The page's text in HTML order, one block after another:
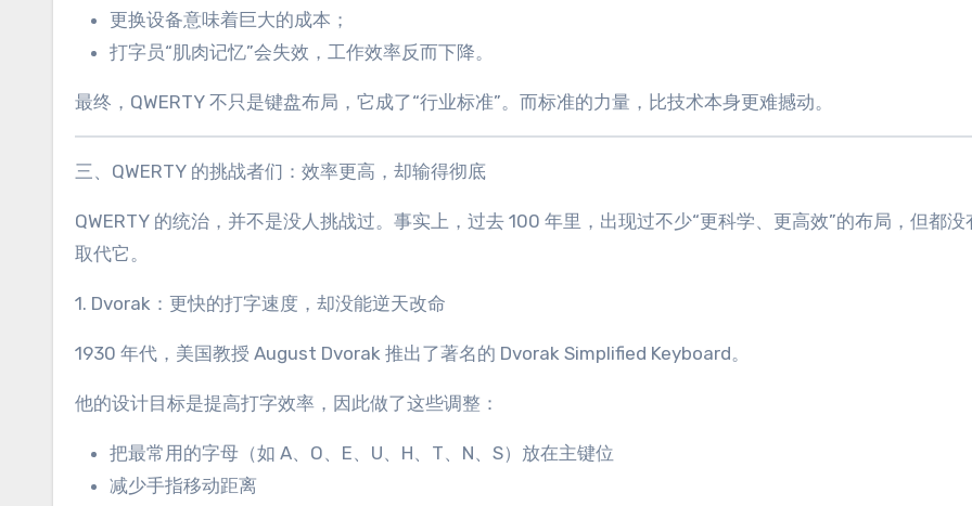
更换设备意味着巨大的成本；
打字员“肌肉记忆”会失效，工作效率反而下降。
最终，QWERTY 不只是键盘布局，它成了“行业标准”。而标准的力量，比技术本身更难撼动。
三、QWERTY 的挑战者们：效率更高，却输得彻底
QWERTY 的统治，并不是没人挑战过。事实上，过去 100 年里，出现过不少“更科学、更高效”的布局，但都没
取代它。
1. Dvorak：更快的打字速度，却没能逆天改命
1930 年代，美国教授 August Dvorak 推出了著名的 Dvorak Simplified Keyboard。
他的设计目标是提高打字效率，因此做了这些调整：
把最常用的字母（如 A、O、E、U、H、T、N、S）放在主键位
减少手指移动距离